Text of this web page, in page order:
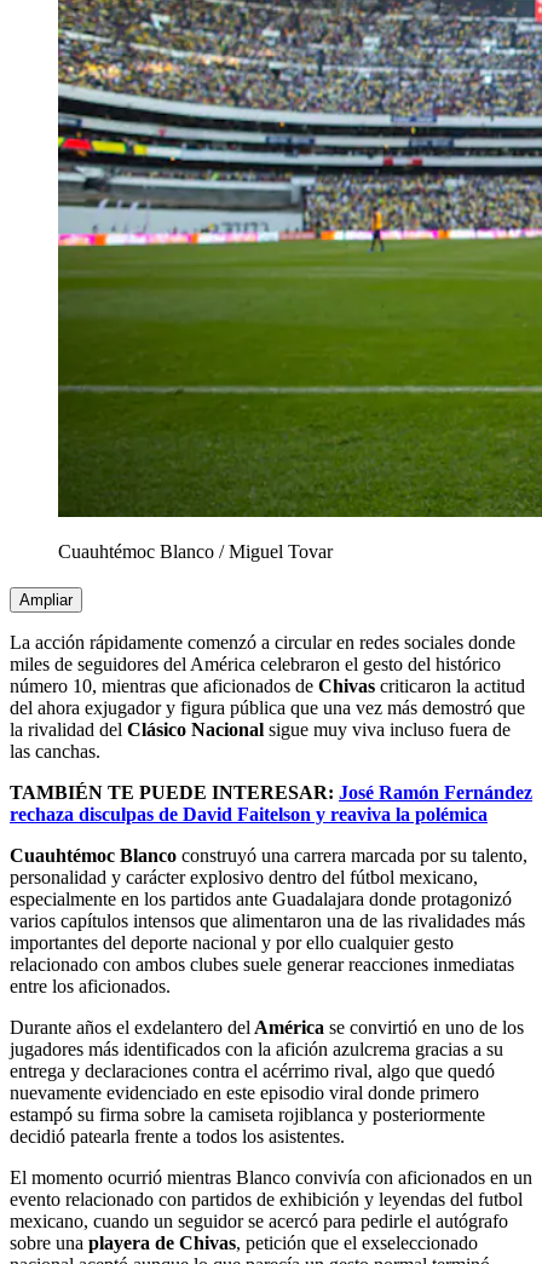
Cuauhtémoc Blanco /Miguel Tovar
Ampliar
La acción rápidamente comenzó a circular en redes sociales donde
miles de seguidores del América celebraron el gesto del histórico
número 10, mientras que aficionados de Chivas criticaron la actitud
del ahora exjugador y figura pública que una vez más demostró que
la rivalidad del Clásico Nacional sigue muy viva incluso fuera de
las canchas.
TAMBIÉN TE PUEDE INTERESAR: José Ramón Fernández
rechaza disculpas de David Faitelson y reaviva la polémica
Cuauhtémoc Blanco construyó una carrera marcada por su talento,
personalidad y carácter explosivo dentro del fútbol mexicano,
especialmente en los partidos ante Guadalajara donde protagonizó
varios capítulos intensos que alimentaron una de las rivalidades más
importantes del deporte nacional y por ello cualquier gesto
relacionado con ambos clubes suele generar reacciones inmediatas
entre los aficionados.
Durante años el exdelantero del América se convirtió en uno de los
jugadores más identificados con la afición azulcrema gracias a su
entrega y declaraciones contra el acérrimo rival, algo que quedó
nuevamente evidenciado en este episodio viral donde primero
estampó su firma sobre la camiseta rojiblanca y posteriormente
decidió patearla frente a todos los asistentes.
El momento ocurrió mientras Blanco convivía con aficionados en un
evento relacionado con partidos de exhibición y leyendas del futbol
mexicano, cuando un seguidor se acercó para pedirle el autógrafo
sobre una playera de Chivas, petición que el exseleccionado